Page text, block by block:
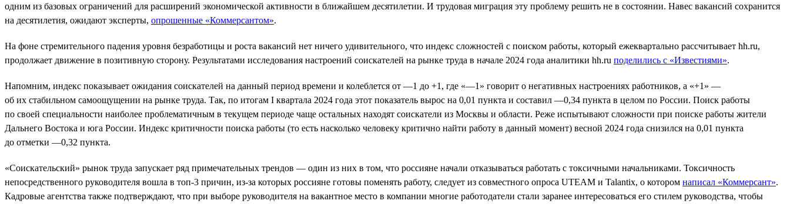
одним из базовых ограничений для расширений экономической активности в ближайшем десятилетии. И трудовая миграция эту проблему решить не в состоянии. Навес вакансий сохранится
на десятилетия, ожидают эксперты, опрошенные «Коммерсантом».
На фоне стремительного падения уровня безработицы и роста вакансий нет ничего удивительного, что индекс сложностей с поиском работы, который ежеквартально рассчитывает hh.ru,
продолжает движение в позитивную сторону. Результатами исследования настроений соискателей на рынке труда в начале 2024 года аналитики hh.ru поделились с «Известиями».
Напомним, индекс показывает ожидания соискателей на данный период времени и колеблется от —1 до +1, где «—1» говорит о негативных настроениях работников, а «+1» —
об их стабильном самоощущении на рынке труда. Так, по итогам I квартала 2024 года этот показатель вырос на 0,01 пункта и составил —0,34 пункта в целом по России. Поиск работы
по своей специальности наиболее проблематичным в текущем периоде чаще остальных находят соискатели из Москвы и области. Реже испытывают сложности при поиске работы жители
Дальнего Востока и юга России. Индекс критичности поиска работы (то есть насколько человеку критично найти работу в данный момент) весной 2024 года снизился на 0,01 пункта
до отметки —0,32 пункта.
«Соискательский» рынок труда запускает ряд примечательных трендов — один из них в том, что россияне начали отказываться работать с токсичными начальниками. Токсичность
непосредственного руководителя вошла в топ-3 причин, из-за которых россияне готовы поменять работу, следует из совместного опроса UTEAM и Talantix, о котором написал «Коммерсант».
Кадровые агентства также подтверждают, что при выборе руководителя на вакантное место в компании многие работодатели стали заранее интересоваться его стилем руководства, чтобы